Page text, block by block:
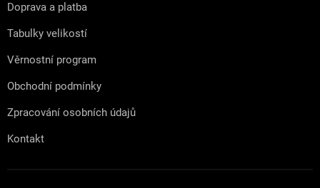
Doprava a platba
Tabulky velikostí
Věrnostní program
Obchodní podmínky
Zpracování osobních údajů
Kontakt